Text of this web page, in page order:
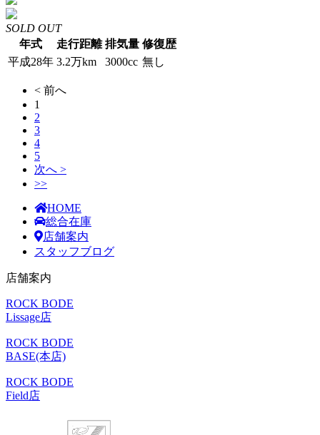
SOLD OUT
年式
走行距離 排気量 修復歴
平成28年 3.2万km 3000cc 無し
< 前へ
1
2
3
4
5
次へ >
>>
HOME
総合在庫
店舗案内
スタッフブログ
店舗案内
ROCK BODE
Lissage店
ROCK BODE
BASE(本店)
ROCK BODE
Field店